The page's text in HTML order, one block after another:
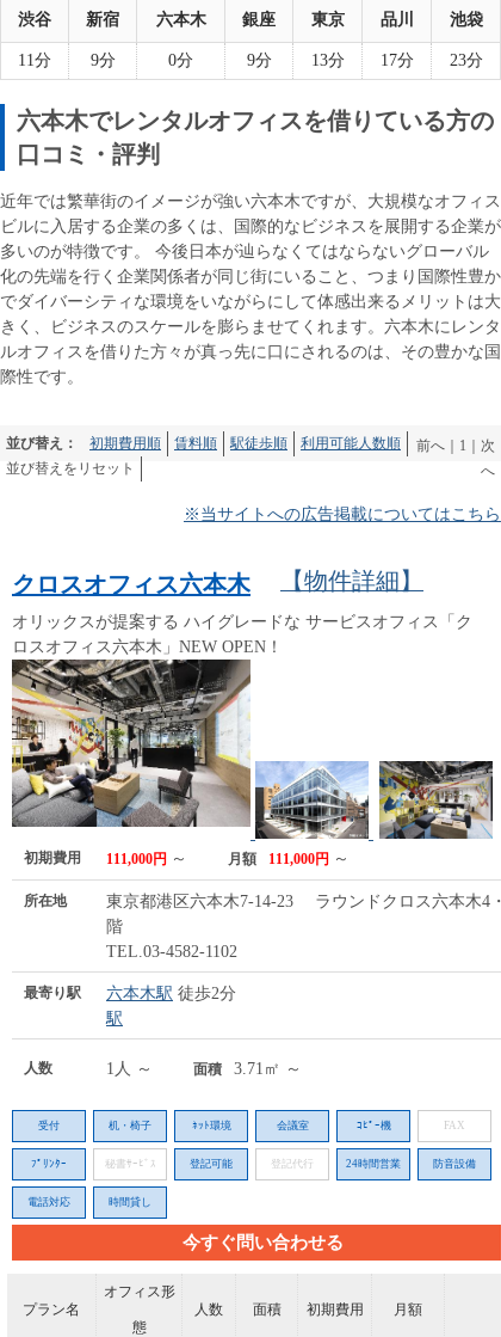
渋谷 新宿 六本木 銀座 東京 品川 池袋
11分 9分 0分 9分 13分 17分 23分
六本木でレンタルオフィスを借りている方の
口コミ・評判
近年では繁華街のイメージが強い六本木ですが、大規模なオフィス
ビルに入居する企業の多くは、国際的なビジネスを展開する企業が
多いのが特徴です。 今後日本が辿らなくてはならないグローバル
化の先端を行く企業関係者が同じ街にいること、つまり国際性豊か
でダイバーシティな環境をいながらにして体感出来るメリットは大
きく、ビジネスのスケールを膨らませてくれます。六本木にレンタ
ルオフィスを借りた方々が真っ先に口にされるのは、その豊かな国
際性です。
並び替え： 初期費用順 賃料順 駅徒歩順
利用可能人数順
並び替えをリセット
前へ ｜ 1 ｜ 次
へ
※当サイトへの広告掲載についてはこちら
クロスオフィス六本木 【物件詳細】
オリックスが提案する ハイグレードな サービスオフィス「ク
ロスオフィス六本木」NEW OPEN！
初期費用 111,000円 ～ 月額 111,000円 ～
所在地
東京都港区六本木7-14-23 ラウンドクロス六本木4・
階
TEL.03-4582-1102
最寄り駅 六本木駅 徒歩2分
駅
人数 1人 ～ 面積 3.71㎡ ～
受付 机・椅子 ﾈｯﾄ環境 会議室 ｺﾋﾟｰ機 FAX
ﾌﾟﾘﾝﾀｰ 秘書ｻｰﾋﾞｽ 登記可能 登記代行 24時間営業 防音設備
電話対応 時間貸し
今すぐ問い合わせる
プラン名
オフィス形
態
人数 面積 初期費用 月額